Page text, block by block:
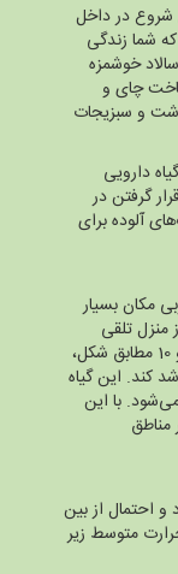
شروع در داخل
شما زندگی
خوشمزه
چای و
و سبزیجات
دارویی
گرفتن در
آلوده برای
مکان بسیار
منزل تلقی
می‌شود؛ به گونه‌ای که مورینگا در مناطق 8، 9 و 10 مطابق شکل،
کند. این گیاه
با این
احتمال از بین
متوسط زیر